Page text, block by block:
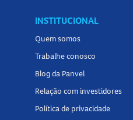
INSTITUCIONAL
Quem somos
Trabalhe conosco
Blog da Panvel
Relação com investidores
Política de privacidade